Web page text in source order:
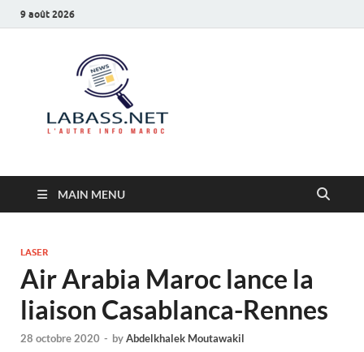
9 août 2026
MAIN MENU
LASER
Air Arabia Maroc lance la
liaison Casablanca-Rennes
28 octobre 2020 - byAbdelkhalek Moutawakil